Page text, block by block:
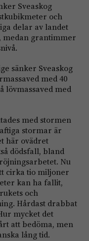
Sveaskog
och
delar av landet
medan grantimmer
sänker Sveaskog
med 40
lövmassaved med
med stormen
stormar är
här ovädret
dödsfall, bland
Nu
cirka tio miljoner
kan ha fallit,
och
Hårdast drabbat
mycket det
att bedöma, men
lång tid.